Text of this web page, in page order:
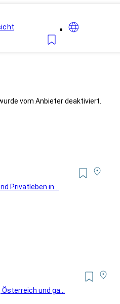
vom Anbieter deaktiviert.
Privatleben in...
und ga...